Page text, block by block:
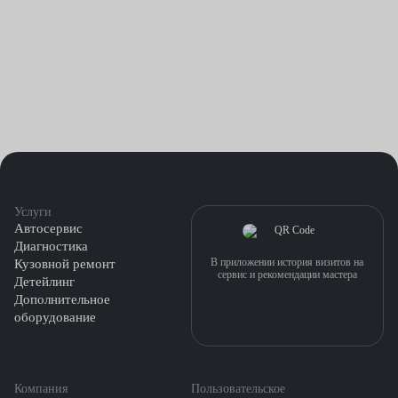
Услуги
Автосервис
Диагностика
Кузовной ремонт
Детейлинг
Дополнительное
оборудование
Компания
Пользовательское
В приложении история визитов на
сервис и рекомендации мастера